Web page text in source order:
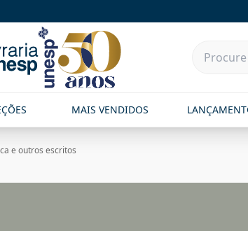
MAIS VENDIDOS
e outros escritos